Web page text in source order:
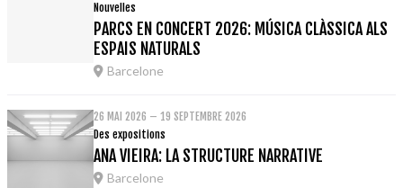
Nouvelles
PARCS EN CONCERT 2026: MÚSICA CLÀSSICA ALS
ESPAIS NATURALS
Barcelone
26 MAI 2026 – 19 SEPTEMBRE 2026
Des expositions
ANA VIEIRA: LA STRUCTURE NARRATIVE
Barcelone